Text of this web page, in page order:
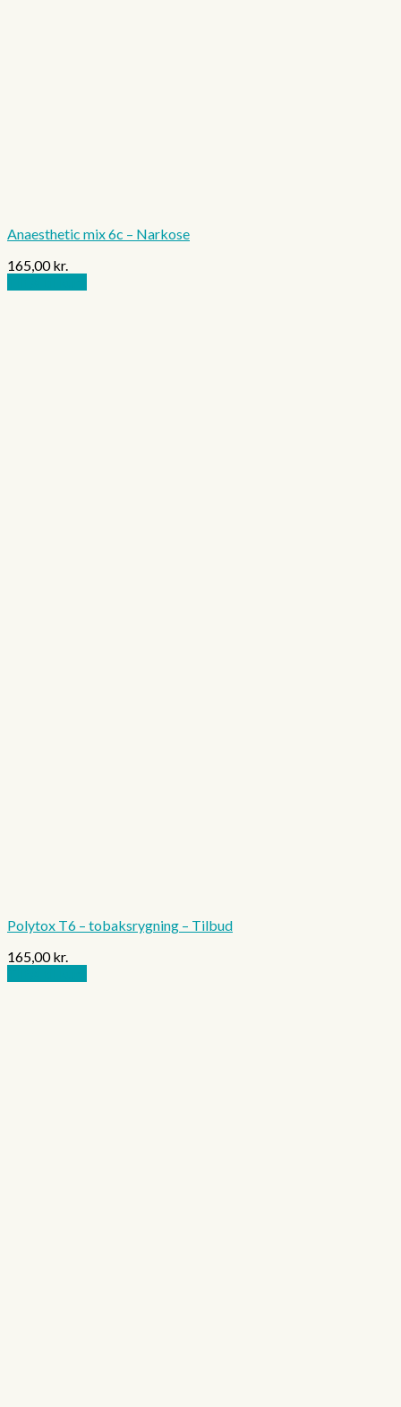
Anaesthetic mix 6c – Narkose
165,00kr.
Polytox T6 – tobaksrygning – Tilbud
165,00kr.